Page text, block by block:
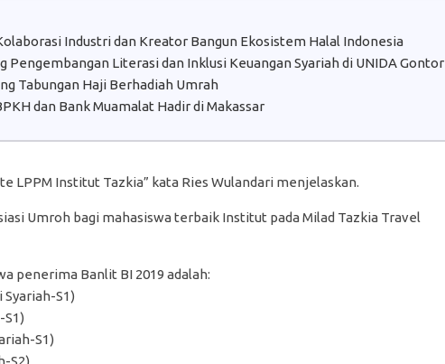
Industri dan Kreator Bangun Ekosistem Halal Indonesia
Pengembangan Literasi dan Inklusi Keuangan Syariah di UNIDA Gontor
Tabungan Haji Berhadiah Umrah
dan Bank Muamalat Hadir di Makassar
LPPM Institut Tazkia” kata Ries Wulandari menjelaskan.
Umroh bagi mahasiswa terbaik Institut pada Milad Tazkia Travel
penerima Banlit BI 2019 adalah:
S1)
S1)
S1)
S2)